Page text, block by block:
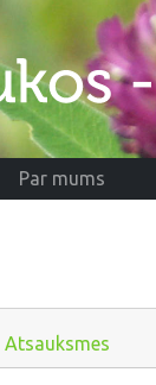
Par mums
Atsauksmes